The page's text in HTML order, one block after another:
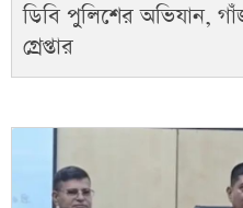
ডিবি পুলিশের অভিযান,
গ্রেপ্তার